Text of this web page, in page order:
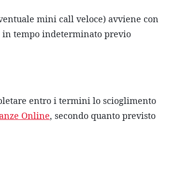
mini call veloce) avviene con
in tempo indeterminato previo
entro i termini lo scioglimento
Online, secondo quanto previsto